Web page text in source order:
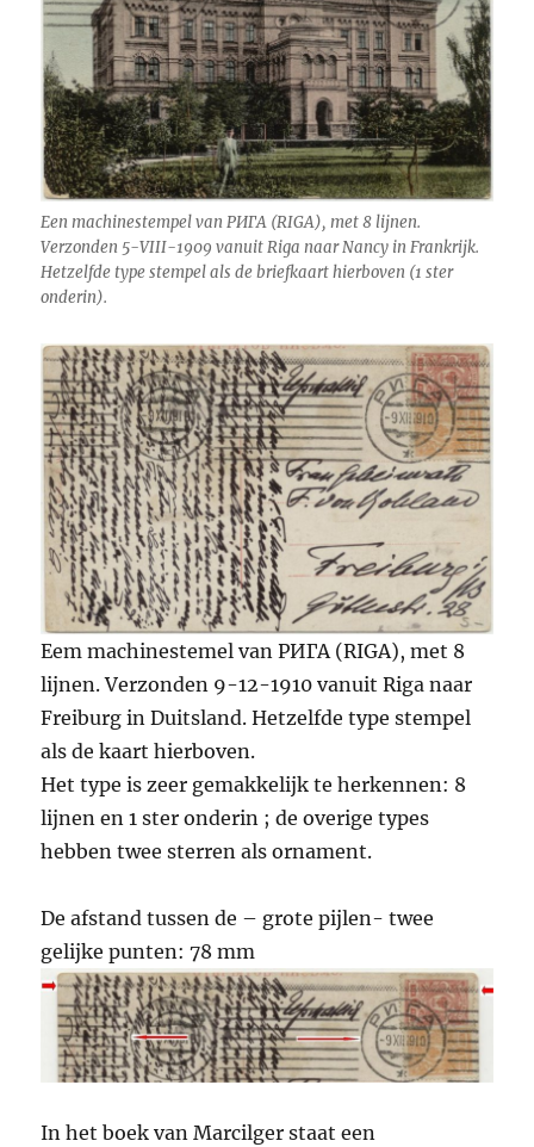
Een machinestempel van РИГА (RIGA), met 8 lijnen.
Verzonden 5-VIII-1909 vanuit Riga naar Nancy in Frankrijk.
Hetzelfde type stempel als de briefkaart hierboven (1 ster
onderin).
Eem machinestemel van РИГА (RIGA), met 8
lijnen. Verzonden 9-12-1910 vanuit Riga naar
Freiburg in Duitsland. Hetzelfde type stempel
als de kaart hierboven.
Het type is zeer gemakkelijk te herkennen: 8
lijnen en 1 ster onderin ; de overige types
hebben twee sterren als ornament.
De afstand tussen de – grote pijlen- twee
gelijke punten: 78 mm
In het boek van Marcilger staat een